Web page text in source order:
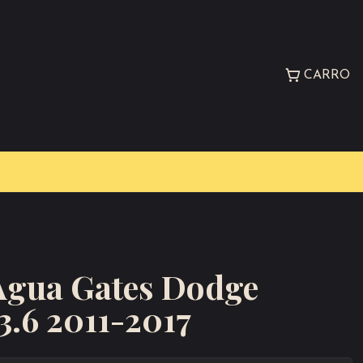
CARRO
Gates Dodge
2011-2017